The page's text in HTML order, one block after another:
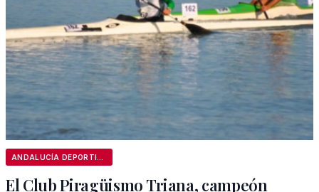
El Club Piragüismo Triana, campeón